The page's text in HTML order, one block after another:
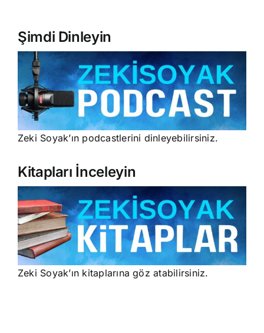
Şimdi Dinleyin
Zeki Soyak’ın podcastlerini dinleyebilirsiniz.
Kitapları İnceleyin
Zeki Soyak’ın kitaplarına göz atabilirsiniz.